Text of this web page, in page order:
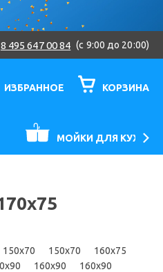
8 495 647 00 84 (c 9:00 до 20:00)
ИЗБРАННОЕ КОРЗИНА
МОЙКИ ДЛЯ КУХНИ
150x70 150x70
160x75
160x90
160x90